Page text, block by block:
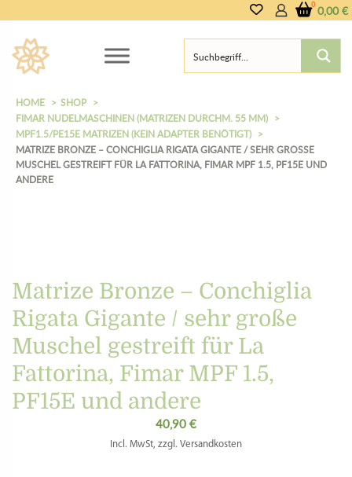
0,00€
HOME
SHOP
FIMAR NUDELMASCHINEN (MATRIZEN DURCHM. 55 MM)
MPF1.5/PE15E MATRIZEN (KEIN ADAPTER BENÖTIGT)
MATRIZE BRONZE – CONCHIGLIA RIGATA GIGANTE / SEHR GROSSE M
USCHEL GESTREIFT FÜR LA FATTORINA, FIMAR MPF 1.5, PF15E UND A
NDERE
Matrize Bronze – Conchiglia
Rigata Gigante / sehr große
Muschel gestreift für La
Fattorina, Fimar MPF 1.5,
PF15E und andere
40,90 €
Incl. MwSt, zzgl. Versandkosten